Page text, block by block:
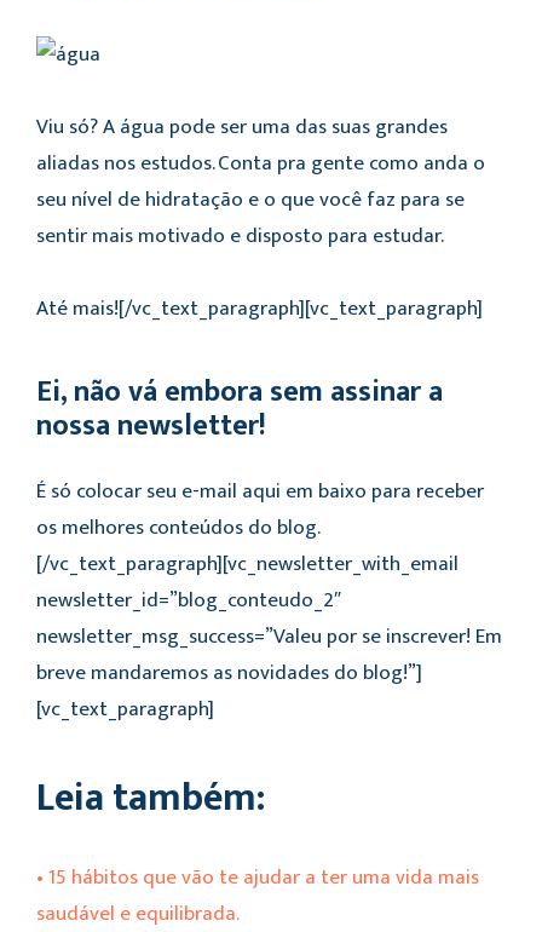
Viu só? A água pode ser uma das suas grandes
aliadas nos estudos. Conta pra gente como anda o
seu nível de hidratação e o que você faz para se
sentir mais motivado e disposto para estudar.
Até mais![/vc_text_paragraph][vc_text_paragraph]
Ei, não vá embora sem assinar a
nossa newsletter!
É só colocar seu e-mail aqui em baixo para receber
os melhores conteúdos do blog.
[/vc_text_paragraph][vc_newsletter_with_email
newsletter_id=”blog_conteudo_2″
newsletter_msg_success=”Valeu por se inscrever! Em
breve mandaremos as novidades do blog!”]
[vc_text_paragraph]
Leia também:
• 15 hábitos que vão te ajudar a ter uma vida mais
saudável e equilibrada.